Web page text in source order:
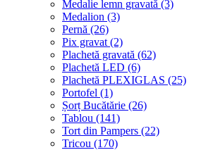
Medalie lemn gravată (3)
Medalion (3)
Pernă (26)
Pix gravat (2)
Plachetă gravată (62)
Plachetă LED (6)
Plachetă PLEXIGLAS (25)
Portofel (1)
Șorț Bucătărie (26)
Tablou (141)
Tort din Pampers (22)
Tricou (170)